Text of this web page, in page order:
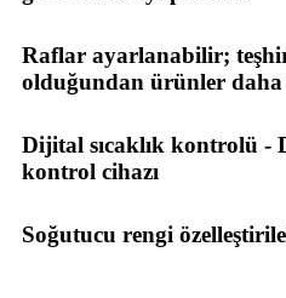
Raflar ayarlanabilir;
olduğundan ürünler
Dijital sıcaklık kontrolü -
kontrol cihazı
Soğutucu rengi